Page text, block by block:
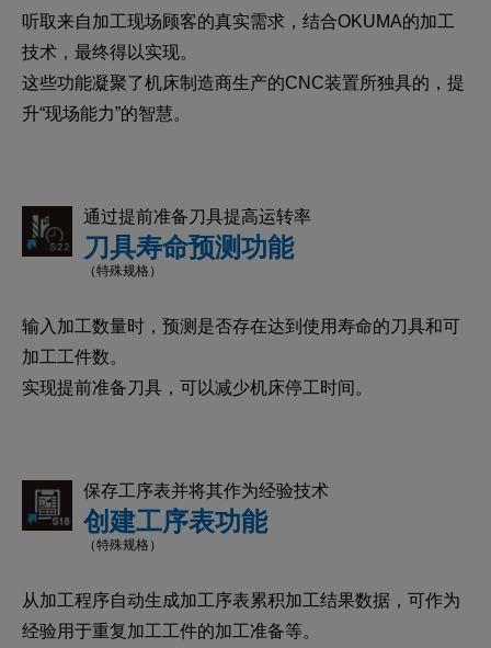
听取来自加工现场顾客的真实需求，结合OKUMA的加工
技术，最终得以实现。
这些功能凝聚了机床制造商生产的CNC装置所独具的，提
升“现场能力”的智慧。
通过提前准备刀具提高运转率
刀具寿命预测功能
（特殊规格）
输入加工数量时，预测是否存在达到使用寿命的刀具和可
加工工件数。
实现提前准备刀具，可以减少机床停工时间。
保存工序表并将其作为经验技术
创建工序表功能
（特殊规格）
从加工程序自动生成加工序表累积加工结果数据，可作为
经验用于重复加工工件的加工准备等。